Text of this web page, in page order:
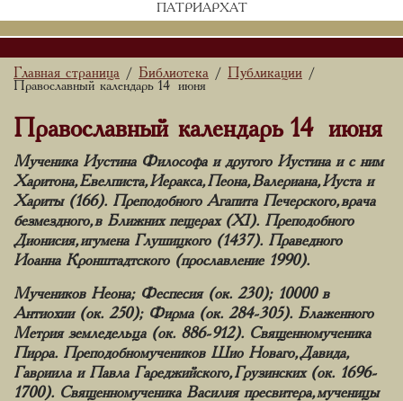
ПАТРИАРХАТ
Главная страница / Библиотека / Публикации /
Православный календарь 14 июня
Православный календарь 14 июня
Мученика Иустина Философа и другого Иустина и с ним
Харитона, Евелписта, Иеракса, Пеона, Валериана, Иуста и
Хариты (166). Преподобного Агапита Печерского, врача
безмездного, в Ближних пещерах (XI). Преподобного
Дионисия, игумена Глушицкого (1437). Праведного
Иоанна Кронштадтского (прославление 1990).
Мучеников Неона; Феспесия (ок. 230); 10000 в
Антиохии (ок. 250); Фирма (ок. 284-305). Блаженного
Метрия земледельца (ок. 886-912). Священномученика
Пирра. Преподобномучеников Шио Новаго, Давида,
Гавриила и Павла Гареджийского, Грузинских (ок. 1696-
1700). Священномученика Василия пресвитера, мученицы